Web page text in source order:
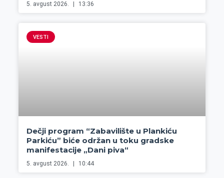
5. avgust 2026. 13:36
VESTI
Dečji program “Zabavilište u Plankiću
Parkiću” biće održan u toku gradske
manifestacije „Dani piva“
5. avgust 2026. 10:44